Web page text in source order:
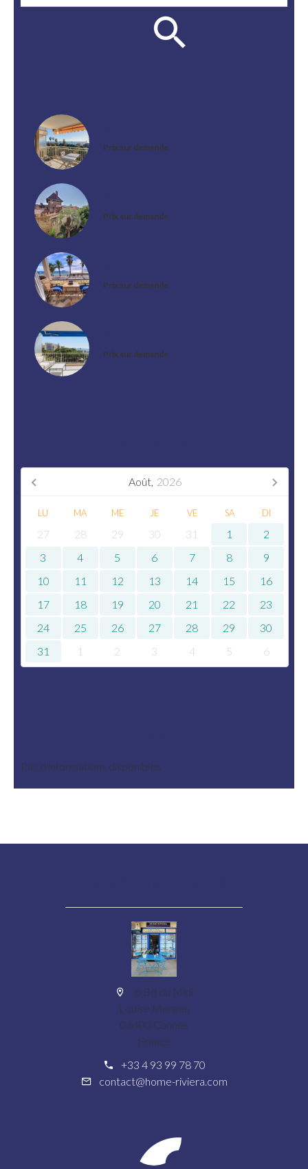
Prix sur demande
Prix sur demande
Prix sur demande
Prix sur demande
Août, 2026
LU MA ME JE VE SA DI
27 28 29 30 31 1
2
3
4 5 6 7 8
9
10
11 12 13 14 15
16
17
18 19 20 21 22
23
24
25 26 27 28 29
30
31
1 2 3 4 5 6
Pas d'informations disponibles
6 Bd du Midi
Louise Moreau
06400 Cannes
France
+33 4 93 99 78 70
contact@home-riviera.com